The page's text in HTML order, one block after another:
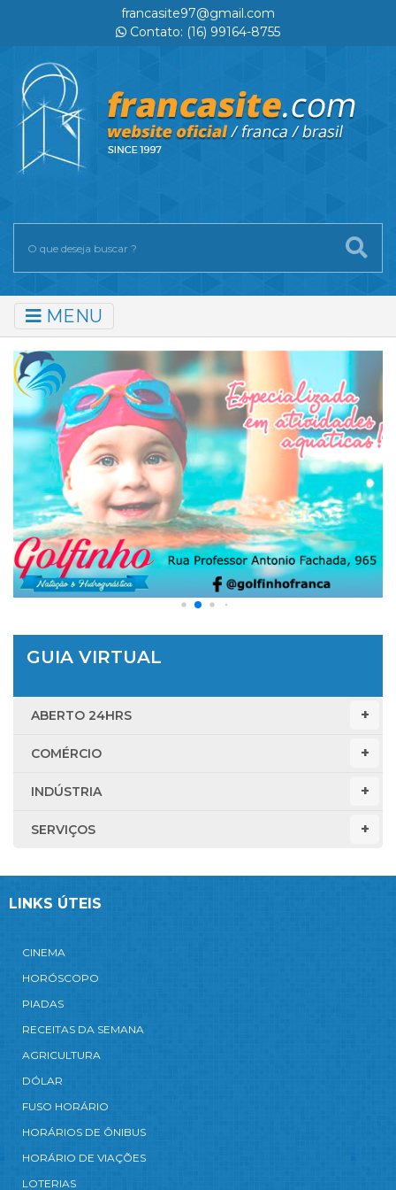
francasite97@gmail.com
Contato: (16) 99164-8755
MENU
GUIA VIRTUAL
ABERTO 24HRS
COMÉRCIO
INDÚSTRIA
SERVIÇOS
LINKS ÚTEIS
CINEMA
HORÓSCOPO
PIADAS
RECEITAS DA SEMANA
AGRICULTURA
DÓLAR
FUSO HORÁRIO
HORÁRIOS DE ÔNIBUS
HORÁRIO DE VIAÇÕES
LOTERIAS